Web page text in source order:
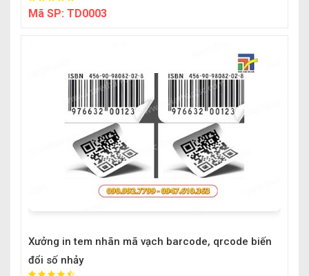
Mã SP: TD0003
Xưởng in tem nhãn mã vạch barcode, qrcode biến
đổi số nhảy